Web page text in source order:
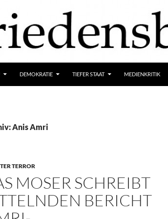
DEMOKRATIE TIEFER STAAT MEDIENKRITIK
Anis Amri
TERROR
MOSER SCHREIBT
BERICHT